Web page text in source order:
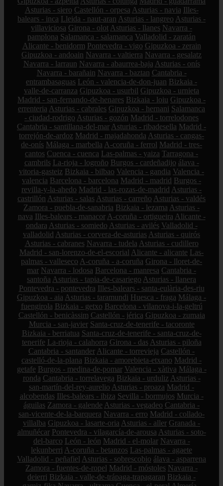
Asturias - siero Castellón - orpesa Asturias - navia Illes-
balears - inca Lleida - naut-aran Asturias - langreo Asturias -
villaviciosa Girona - olot Asturias - llanes Navarra -
pamplona Salamanca - salamanca Valladolid - zaratán
Alicante - benidorm Pontevedra - vigo Gipuzkoa - zerain
Gipuzkoa - andoain Navarra - valtierra Navarra - gesalatz
Navarra - larraun Navarra - abaurrea-baja Asturias - onís
Navarra - barañain Navarra - baztan Cantabria -
entrambasaguas León - valencia-de-don-juan Bizkaia -
valle-de-carranza Gipuzkoa - usurbil Gipuzkoa - urnieta
Madrid - san-fernando-de-henares Bizkaia - loiu Gipuzkoa -
errenteria Asturias - cabrales Gipuzkoa - hernani Salamanca
- ciudad-rodrigo Asturias - gozón Madrid - torrelodones
Cantabria - santillana-del-mar Asturias - ribadesella Madrid -
torrejón-de-ardoz Madrid - majadahonda Asturias - cangas-
de-onís Málaga - marbella A-coruña - ferrol Madrid - tres-
cantos Cuenca - cuenca Las-palmas - yaiza Tarragona -
cambrils La-rioja - logroño Burgos - cardeñadijo álava -
vitoria-gasteiz Bizkaia - bilbao Valencia - gandia Valencia -
valencia Barcelona - barcelona Madrid - madrid Burgos -
revilla-y-la-ahedo Madrid - las-rozas-de-madrid Asturias -
castrillón Asturias - salas Asturias - carreño Asturias - valdés
Zamora - puebla-de-sanabria Bizkaia - lezama Asturias -
nava Illes-balears - manacor A-coruña - ortigueira Alicante -
ondara Asturias - somiedo Asturias - avilés Valladolid -
valladolid Asturias - corvera-de-asturias Asturias - quirós
Asturias - cabranes Navarra - tudela Asturias - cudillero
Madrid - san-lorenzo-de-el-escorial Alicante - alicante Las-
palmas - valleseco A-coruña - a-coruña Girona - lloret-de-
mar Navarra - lodosa Barcelona - manresa Cantabria -
santoña Asturias - tapia-de-casariego Asturias - llanera
Pontevedra - pontevedra Illes-balears - santa-eulària-des-riu
Gipuzkoa - aia Asturias - taramundi Huesca - fraga Málaga -
fuengirola Bizkaia - getxo Barcelona - vilanova-i-la-geltrú
Castellón - benicàssim Castellón - jérica Gipuzkoa - zumaia
Murcia - san-javier Santa-cruz-de-tenerife - tacoronte
Bizkaia - berriatua Santa-cruz-de-tenerife - santa-cruz-de-
tenerife La-rioja - calahorra Girona - das Asturias - piloña
Cantabria - santander Alicante - torrevieja Castellón -
castelló-de-la-plana Bizkaia - amorebieta-etxano Madrid -
getafe Burgos - medina-de-pomar Valencia - xàtiva Málaga -
ronda Cantabria - torrelavega Bizkaia - urduliz Asturias -
san-martín-del-rey-aurelio Asturias - proaza Madrid -
alcobendas Illes-balears - ibiza Sevilla - bormujos Murcia -
águilas Zamora - galende Asturias - vegadeo Cantabria -
san-vicente-de-la-barquera Navarra - erro Madrid - collado-
villalba Gipuzkoa - lasarte-oria Asturias - aller Granada -
almuñécar Pontevedra - vilagarcía-de-arousa Asturias - soto-
del-barco León - león Madrid - el-molar Navarra -
lekunberri A-coruña - betanzos Las-palmas - agaete
Valladolid - peñafiel Asturias - sobrescobio álava - asparrena
Zamora - fuentes-de-ropel Madrid - móstoles Navarra -
deierri Bizkaia - valle-de-trápaga-trapagaran Bizkaia -